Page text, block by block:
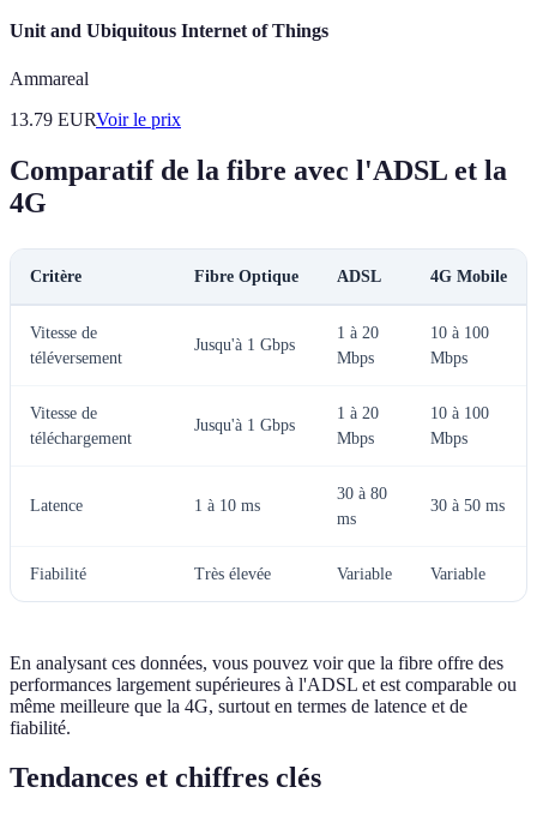
Unit and Ubiquitous Internet of Things
Ammareal
13.79 EURVoir le prix
Comparatif de la fibre avec l'ADSL et la
4G
Critère Fibre Optique ADSL 4G Mobile
Vitesse de
téléversement
Jusqu'à 1 Gbps
1 à 20
Mbps
10 à 100
Mbps
Vitesse de
téléchargement
Jusqu'à 1 Gbps
1 à 20
Mbps
10 à 100
Mbps
Latence 1 à 10 ms
30 à 80
ms
30 à 50 ms
Fiabilité Très élevée Variable Variable
En analysant ces données, vous pouvez voir que la fibre offre des
performances largement supérieures à l'ADSL et est comparable ou
même meilleure que la 4G, surtout en termes de latence et de
fiabilité.
Tendances et chiffres clés